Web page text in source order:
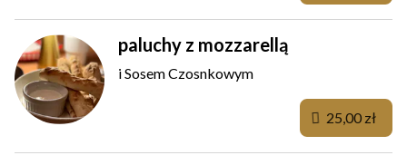
paluchy z mozzarellą
i Sosem Czosnkowym